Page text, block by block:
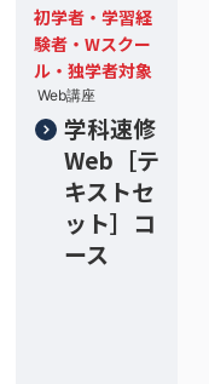
初学者・学習経
験者・Wスクー
ル・独学者対象
Web講座
学科速修
Web［テ
キストセ
ット］コ
ース